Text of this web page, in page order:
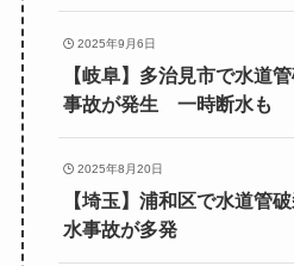
2025年9月6日
【岐阜】多治見市で水道
事故が発生 一時断水も
2025年8月20日
【埼玉】浦和区で水道管
水事故が多発